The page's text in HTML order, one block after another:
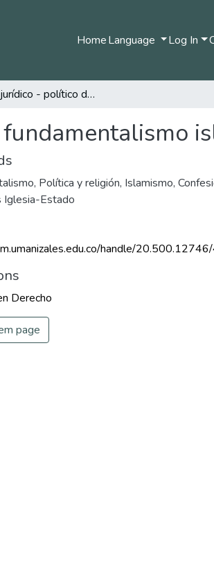
HomeLanguage Log In
Enfoque jurídico - político del fundamentalismo islámico
, Política y religión, Islamismo,
Iglesia-Estado
handle/
Derecho
page